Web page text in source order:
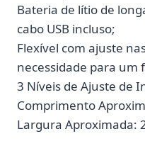
Bateria de lítio de
cabo USB incluso;
Flexível com ajuste
necessidade para um
3 Níveis de Ajuste de
Comprimento
Largura Aproximada: